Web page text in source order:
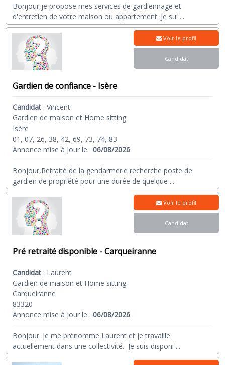
Bonjour,je propose mes services de gardiennage et
d'entretien de votre maison ou appartement. Je sui ...
Gardien de confiance - Isère
Candidat :Vincent
Gardien de maison et Home sitting
Isère
01, 07, 26, 38, 42, 69, 73, 74, 83
Annonce mise à jour le :06/08/2026
Bonjour,Retraité de la gendarmerie recherche poste de
gardien de propriété pour une durée de quelque ...
Voir le profil
Candidat
Pré retraité disponible - Carqueiranne
Candidat : Laurent
Gardien de maison et Home sitting
Carqueiranne
83320
Annonce mise à jour le :06/08/2026
Bonjour. je me prénomme Laurent et je travaille
actuellement dans une collectivité. Je suis disponi ...
Voir le profil
Candidat